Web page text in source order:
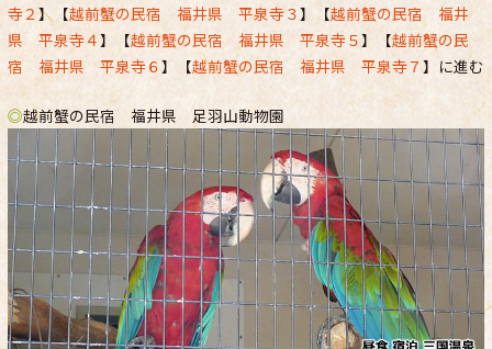
寺２】【越前蟹の民宿 福井県 平泉寺３】【越前蟹の民宿 福井
県 平泉寺４】【越前蟹の民宿 福井県 平泉寺５】【越前蟹の民
宿 福井県 平泉寺６】【越前蟹の民宿 福井県 平泉寺７ 】に進む
◎越前蟹の民宿 福井県 足羽山動物園